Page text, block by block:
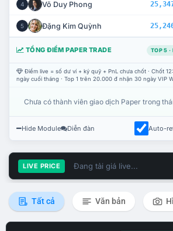
4 Võ Duy Phong
5 Đặng Kim Quỳnh
TỔNG ĐIỂM PAPER TRADE TOP 5 ·
Điểm live = số dư ví + ký quỹ + PnL chưa chốt · Chốt
ngày cuối tháng · Top 1 trên 20.000 đ nhận 30 ngày VIP
Chưa có thành viên giao dịch Paper trong
Hide Module Diễn đàn Auto-
LIVE PRICE Đang tải giá live...
Tất cả Văn bản